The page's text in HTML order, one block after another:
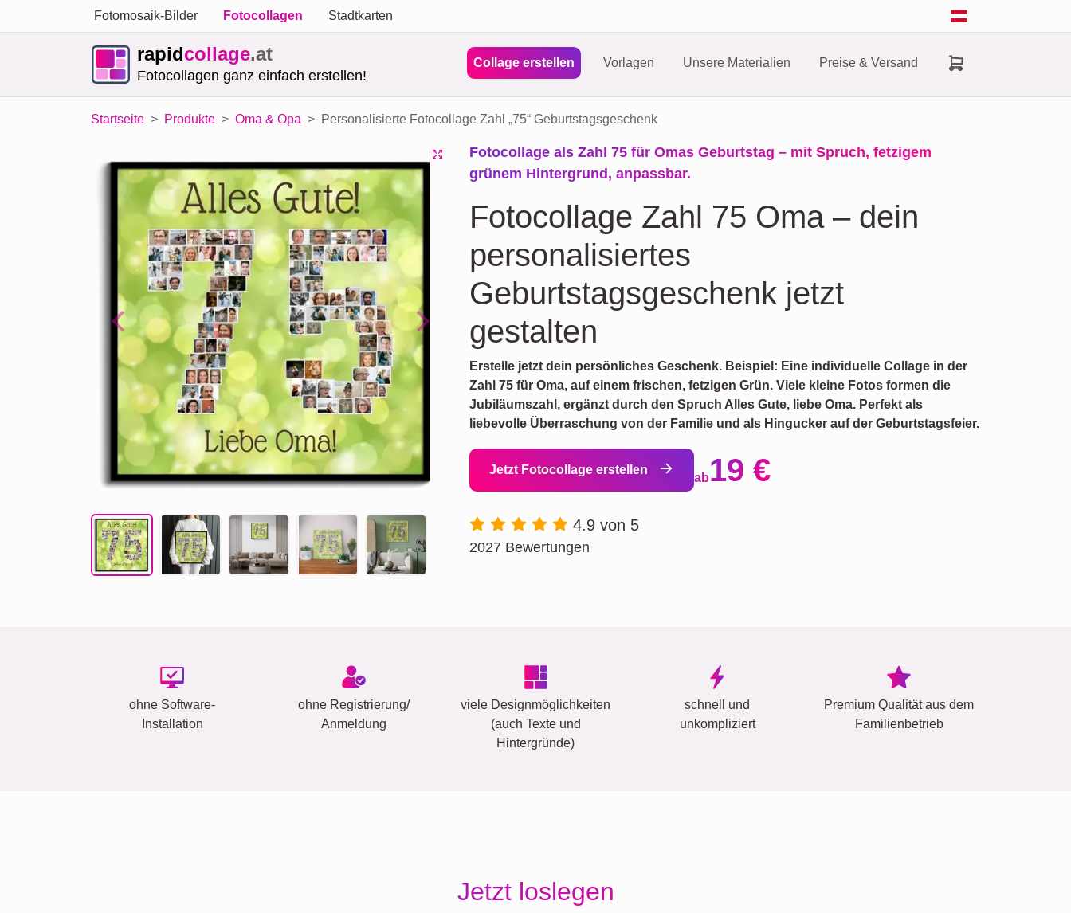
Fotomosaik-Bilder Fotocollagen Stadtkarten
rapidcollage.at
Fotocollagen ganz einfach erstellen!
Collage erstellen Vorlagen Unsere Materialien Preise & Versand
Startseite Produkte Oma & Opa Personalisierte Fotocollage Zahl „75“ Geburtstagsgeschenk
Previous Next
Fotocollage als Zahl 75 für Omas Geburtstag – mit Spruch, fetzigem
grünem Hintergrund, anpassbar.
Fotocollage Zahl 75 Oma – dein
personalisiertes
Geburtstagsgeschenk jetzt
gestalten
Erstelle jetzt dein persönliches Geschenk. Beispiel: Eine individuelle Collage in der
Zahl 75 für Oma, auf einem frischen, fetzigen Grün. Viele kleine Fotos formen die
Jubiläumszahl, ergänzt durch den Spruch Alles Gute, liebe Oma. Perfekt als
liebevolle Überraschung von der Familie und als Hingucker auf der Geburtstagsfeier.
Jetzt Fotocollage erstellen
ab19 €
4.9 von 5
2027 Bewertungen
ohne Software-
Installation
ohne Registrierung/
Anmeldung
viele Designmöglichkeiten
(auch Texte und
Hintergründe)
schnell und
unkompliziert
Premium Qualität aus dem
Familienbetrieb
Jetzt loslegen